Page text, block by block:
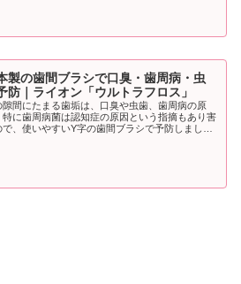
製の歯間ブラシで口臭・歯周病・虫
防｜ライオン「ウルトラフロス」
隙間にたまる歯垢は、口臭や虫歯、歯周病の原
特に歯周病菌は認知症の原因という指摘もあり害
で、使いやすいY字の歯間ブラシで予防しましょ